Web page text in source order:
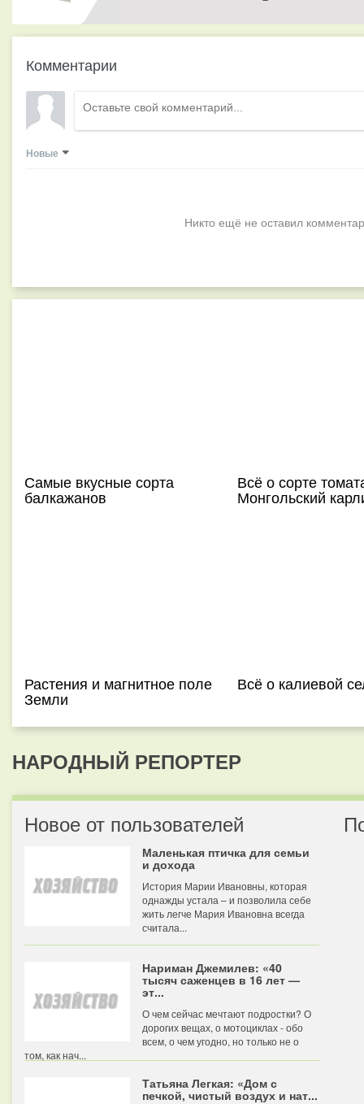
Комментарии
Новые
Никто ещё не оставил
Самые вкусные сорта
балкажанов
Всё о сорте
Монгольский
Растения и магнитное поле
Земли
Всё о калиевой
НАРОДНЫЙ РЕПОРТЕР
Новое от пользователей
Маленькая птичка для семьи
и дохода
История Марии Ивановны, которая
однажды устала – и позволила себе
жить легче Мария Ивановна всегда
считала...
Нариман Джемилев: «40
тысяч саженцев в 16 лет —
эт...
О чем сейчас мечтают подростки? О
дорогих вещах, о мотоциклах - обо
всем, о чем угодно, но только не о
том, как нач...
Татьяна Легкая: «Дом с
печкой, чистый воздух и нат...